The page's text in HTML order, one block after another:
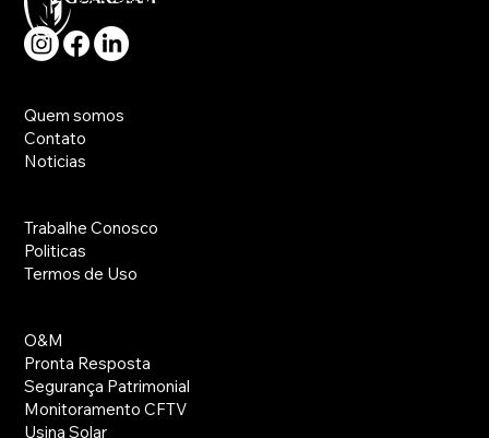
O&M
Pronta Resposta
Segurança Patrimonial
Monitoramento CFTV
Usina Solar
Trabalhe Conosco
Politicas
Termos de Uso
Quem somos
Contato
Noticias